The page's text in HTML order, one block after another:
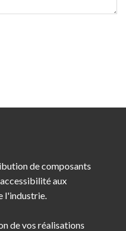
de composants
aux
l'industrie.
de vos réalisations